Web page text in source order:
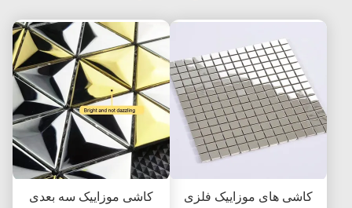
کاشی های موزاییک فلزی
کاشی موزاییک سه بعدی